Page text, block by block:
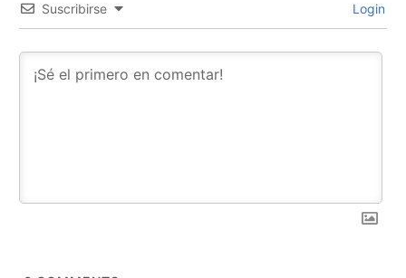
Suscribirse Login